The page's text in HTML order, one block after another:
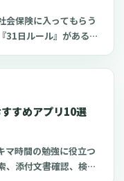
れぞれの特徴や、医
けを、できる限り具
。先に結論をお伝えす
す万能選手というわけ
こと、不得意なこと
担を軽くすることが
会保険に入ってもらう
31日ルール』があると
いる方の保険手続きは
職場での複業（ダブ
護師の社会保険・雇
関で共通の課題とな
で、近年は法改正も
やクリニックで看護師
理事長、事務長、人
すめアプリ10選
マ時間の勉強に役立つ
、添付文書確認、検査